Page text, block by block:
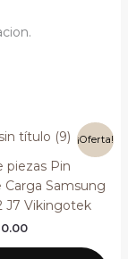
¡Oferta!
piezas Pin
Carga Samsung
J7 Vikingotek
El
precio
actual
$80.00.